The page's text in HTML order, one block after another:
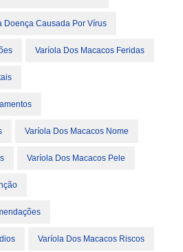
Doença Causada Por Vírus
Varíola Dos Macacos Feridas
Varíola Dos Macacos Nome
Varíola Dos Macacos Pele
Varíola Dos Macacos Riscos